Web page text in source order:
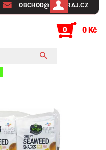
OBCHOD@SUSHIRAJ.CZ
0 0 Kč